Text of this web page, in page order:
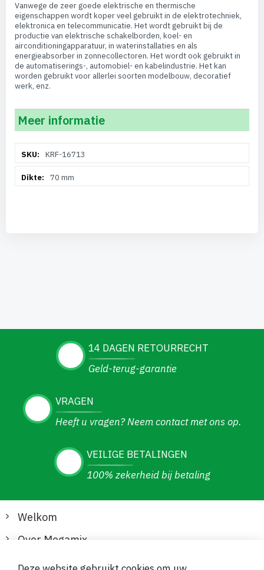
Vanwege de zeer goede elektrische en thermische
eigenschappen wordt koper veel gebruikt in de elektrotechniek,
elektronica en telecommunicatie. Het wordt gebruikt bij de
productie van elektrische schakelborden, koel- en
airconditioningapparatuur, in waterinstallaties en als
energieabsorber in zonnecollectoren. Het wordt ook gebruikt in
de automatiserings-, automobiel- en kabelindustrie. Het kan
worden gebruikt voor allerlei soorten modelbouw, decoratief
werk, enz.
Meer informatie
informatieKRF-16713
70 mm
14 DAGEN RETOURRECHT
Geld-terug-garantie
VRAGEN
Heeft u vragen? Neem contact met ons op.
VEILIGE BETALINGEN
100% zekerheid bij betaling
Welkom
Over Megamix
Informatie